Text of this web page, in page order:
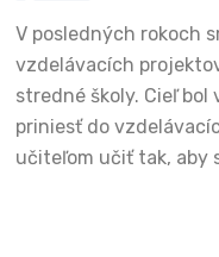
V posledných rokoch
vzdelávacích
stredné školy. Cieľ
priniesť do
učiteľom učiť tak, aby